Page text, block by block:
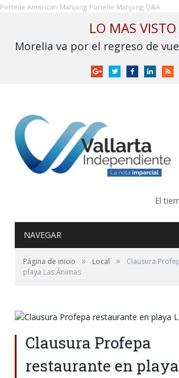
Portelle American Mahjong Portelle Mahjong Q&A
LO MAS VISTO
GoogleTwitterFacebookLinkedInRSS
El
NAVEGAR
Página de inicio » Local »
Clausura
playa Las Ánimas
Clausura Profepa
restaurante en